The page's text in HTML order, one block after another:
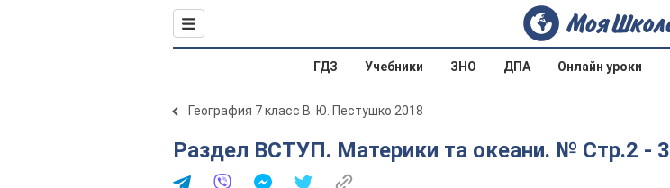
ГДЗ Учебники ЗНО ДПА Онлайн уроки
География 7 класс В. Ю. Пестушко 2018
Раздел ВСТУП. Материки та океани. № Стр.2 - 3